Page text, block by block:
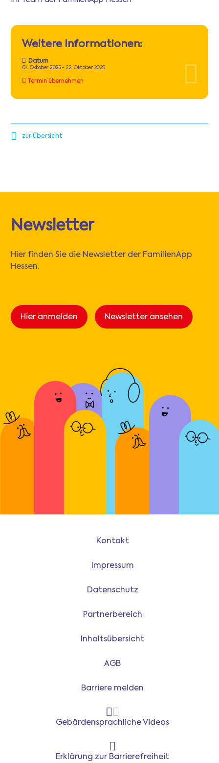
Weitere Informationen:
Datum
01. Oktober 2025 - 22. Oktober 2025
Termin übernehmen
zur Übersicht
Newsletter
Hier finden Sie die Newsletter der FamilienApp
Hessen.
Hier anmelden Newsletter ansehen
Kontakt
Impressum
Datenschutz
Partnerbereich
Inhaltsübersicht
AGB
Barriere melden
Gebärdensprachliche Videos
Erklärung zur Barrierefreiheit